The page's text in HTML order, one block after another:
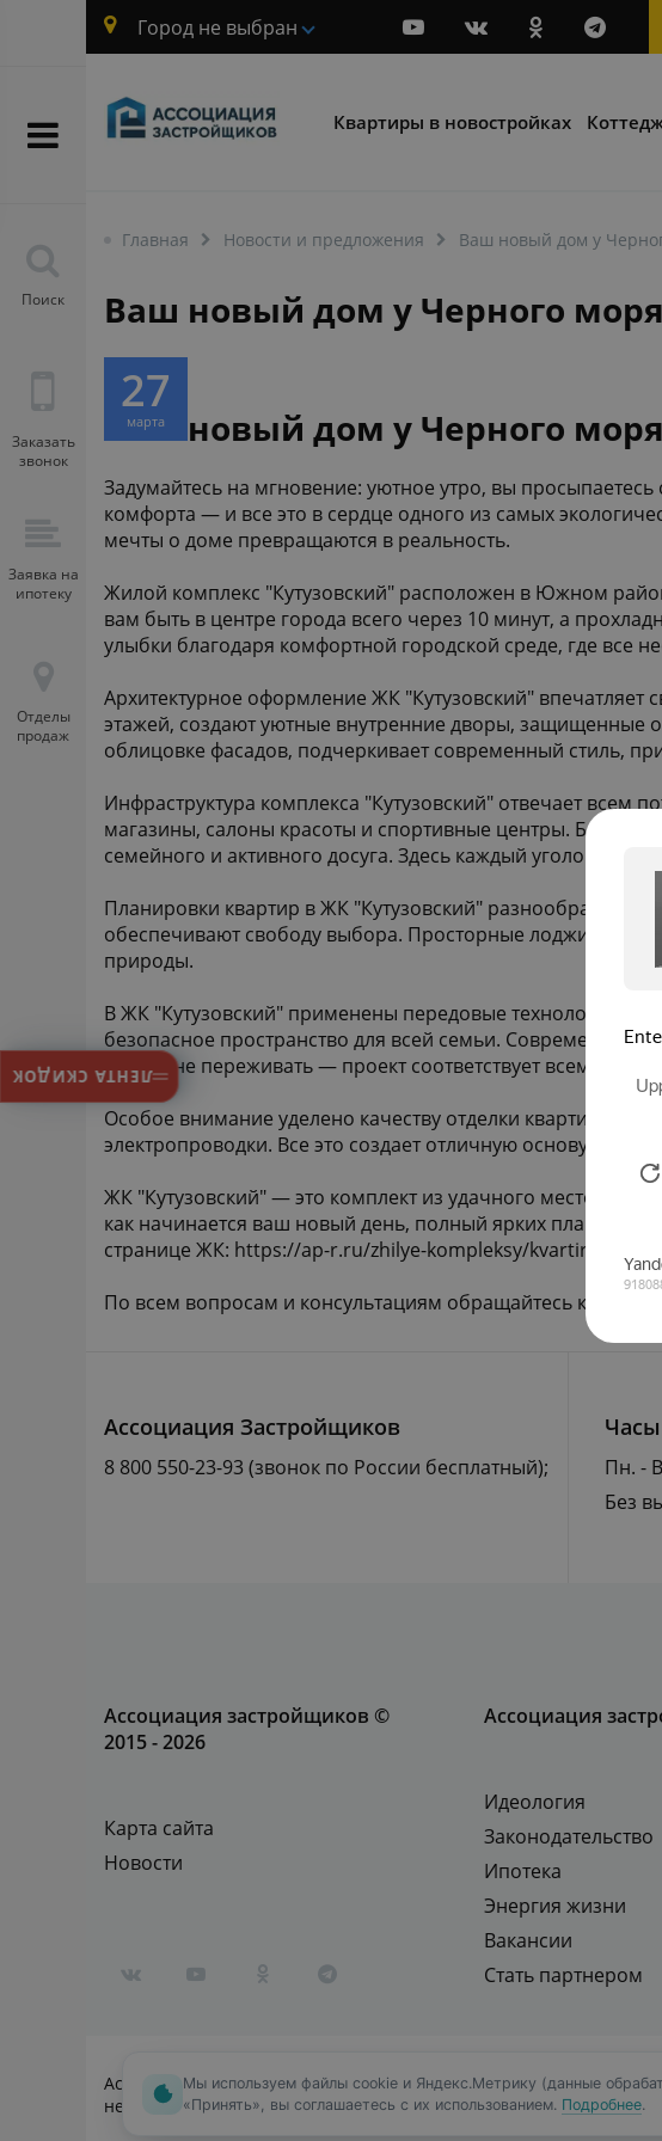
Поиск
Заказать
звонок
Заявка на
ипотеку
Отделы
продаж
Город не выбран
Квартиры в новостройках
Главная Новости и предложения Ваш новый дом у
Ваш новый дом у Черного
27
марта
Ваш новый дом у Черного
Задумайтесь на мгновение: уютное утро, вы
комфорта — и все это в сердце одного из самых
мечты о доме превращаются в реальность.
Жилой комплекс "Кутузовский" расположен в Южном
вам быть в центре города всего через 10 минут, а
улыбки благодаря комфортной городской среде, где все
Архитектурное оформление ЖК "Кутузовский"
этажей, создают уютные внутренние дворы, защищенные
облицовке фасадов, подчеркивает современный стиль,
Инфраструктура комплекса "Кутузовский" отвечает
магазины, салоны красоты и спортивные центры.
семейного и активного досуга. Здесь каждый уголок
Планировки квартир в ЖК "Кутузовский" разнообразны:
обеспечивают свободу выбора. Просторные лоджии и
природы.
В ЖК "Кутузовский" применены передовые технологии
безопасное пространство для всей семьи. Современные
можно не переживать — проект соответствует всем
Особое внимание уделено качеству отделки квартир.
электропроводки. Все это создает отличную основу для
ЖК "Кутузовский" — это комплект из удачного
как начинается ваш новый день, полный ярких планов и
странице ЖК: https://ap-r.ru/zhilye-kompleksy/kvartiry-v-
По всем вопросам и консультациям обращайтесь к
Ассоциация Застройщиков
8 800 550-23-93 (звонок по России бесплатный);
Пн. -
Без
Ассоциация застройщиков ©
2015 - 2026
Карта сайта
Новости
Ассоциация
Идеология
Законодательство
Ипотека
Энергия жизни
Вакансии
Стать партнером
Ассоциация застройщиков — объединенный отдел продаж жилой
недвижимости от «Эконом» до «Бизнес-класса»
Мы используем файлы cookie и Яндекс.Метрику (данные
«Принять», вы соглашаетесь с их использованием. Подробнее.
ЛЕНТА СКИДОК